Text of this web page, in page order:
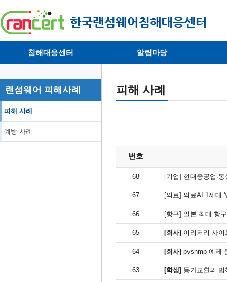
침해대응센터
· 침해피해신고
· 개인정보취급방침
알림마당
· 뉴스레터
랜섬웨어 피해사례
피해 사례
예방 사례
피해 사례
번호
68 [기업] 현대중공업·
67 [의료] 의료AI 1세대
66 [항구] 일본 최대 항
65 [회사] 이리저리 사
64 [회사] pysnmp 예제
63 [학생] 등가교환의